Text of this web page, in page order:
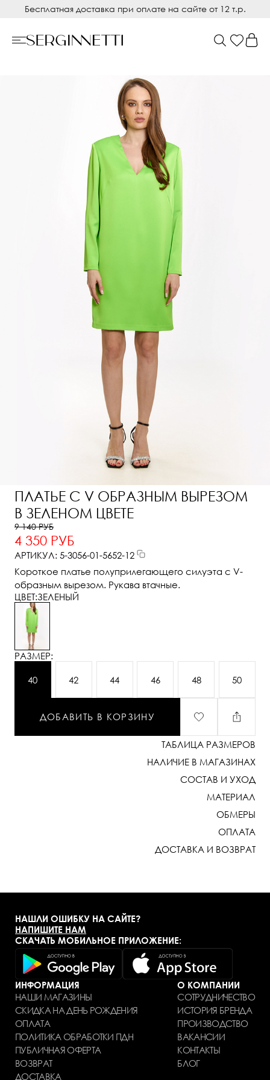
Бесплатная доставка при оплате на сайте от 12 т.р.
ПЛАТЬЕ С V ОБРАЗНЫМ ВЫРЕЗОМ
В ЗЕЛЕНОМ ЦВЕТЕ
9 140 РУБ
4 350 РУБ
АРТИКУЛ: 5-3056-01-5652-12
Короткое платье полуприлегающего силуэта с V-
образным вырезом. Рукава втачные.
ЦВЕТ:ЗЕЛЕНЫЙ
РАЗМЕР:
40 42 44 46 48 50
ДОБАВИТЬ В КОРЗИНУ
ТАБЛИЦА РАЗМЕРОВ
НАЛИЧИЕ В МАГАЗИНАХ
СОСТАВ И УХОД
МАТЕРИАЛ
ОБМЕРЫ
ОПЛАТА
ДОСТАВКА И ВОЗВРАТ
НАШЛИ ОШИБКУ НА САЙТЕ?
НАПИШИТЕ НАМ
СКАЧАТЬ МОБИЛЬНОЕ ПРИЛОЖЕНИЕ:
ИНФОРМАЦИЯ
НАШИ МАГАЗИНЫ
СКИДКА НА ДЕНЬ РОЖДЕНИЯ
ОПЛАТА
ПОЛИТИКА ОБРАБОТКИ ПДН
ПУБЛИЧНАЯ ОФЕРТА
ВОЗВРАТ
ДОСТАВКА
О КОМПАНИИ
СОТРУДНИЧЕСТВО
ИСТОРИЯ БРЕНДА
ПРОИЗВОДСТВО
ВАКАНСИИ
КОНТАКТЫ
БЛОГ